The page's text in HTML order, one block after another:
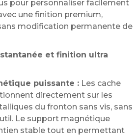
pour personnaliser facilement
une finition premium,
modification permanente de
et finition ultra
puissante : Les cache
directement sur les
du fronton sans vis, sans
Le support magnétique
stable tout en permettant